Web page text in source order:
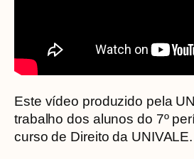
Este vídeo produzido pela
trabalho dos alunos do 7º
curso de Direito da UNIVALE.